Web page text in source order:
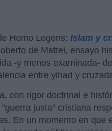
Homo Legens: Islam y
de Mattei, ensayo
-y menos examinada-
entre yihad y
con rigor doctrinal e
justa" cristiana
En un momento en que